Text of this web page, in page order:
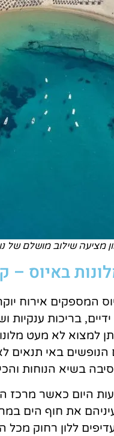
מציעה שילוב מושלם של
באיוס –
המספקים אירוח
בריכות
למצוא לא מעט
הנופשים באי
בשיא הנוחות
היום כאשר מרכז
את חוף הים
ללון רחוק